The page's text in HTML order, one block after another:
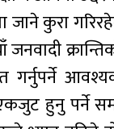
जाने कुरा
जनवादी
गर्नुपर्ने
एकजुट हुनु